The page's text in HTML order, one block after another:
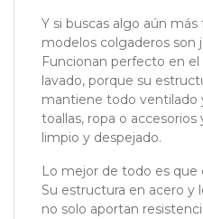
Y si buscas algo aún
modelos colgaderos son
Funcionan perfecto en
lavado, porque su
mantiene todo ventilado
toallas, ropa o
limpio y despejado.
Lo mejor de todo es que
Su estructura en acero y
no solo aportan